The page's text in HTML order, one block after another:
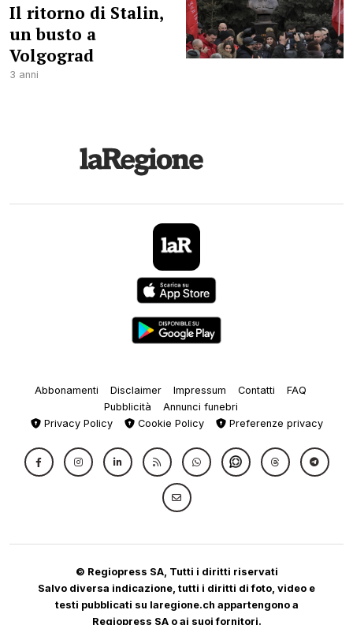
Il ritorno di Stalin,
un busto a
Volgograd
3 anni
Abbonamenti Disclaimer Impressum Contatti
FAQ
Pubblicità
Annunci funebri
Privacy Policy
Cookie Policy Preferenze privacy
© Regiopress SA, Tutti i diritti riservati
Salvo diversa indicazione, tutti i diritti di foto, video e
testi pubblicati su laregione.ch appartengono a
Regiopress SA o ai suoi fornitori.